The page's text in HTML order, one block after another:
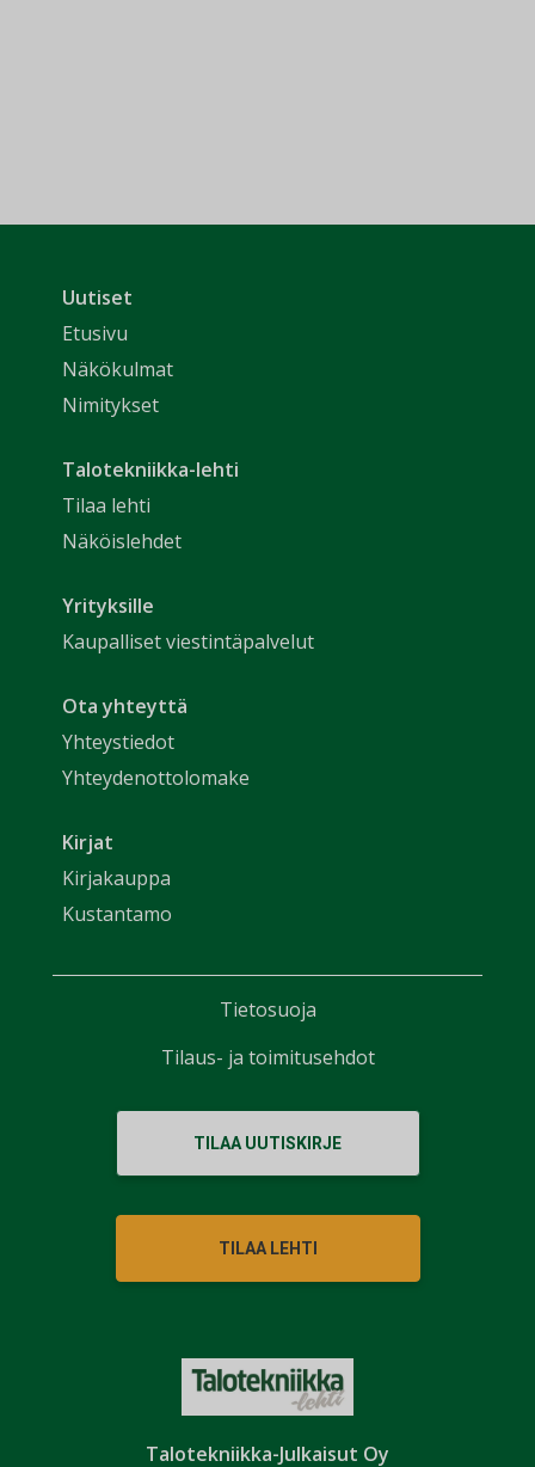
Talotekniikka-Julkaisut Oy
Uutiset
Etusivu
Näkökulmat
Nimitykset
Talotekniikka-lehti
Tilaa lehti
Näköislehdet
Yrityksille
Kaupalliset viestintäpalvelut
Ota yhteyttä
Yhteystiedot
Yhteydenottolomake
Kirjat
Kirjakauppa
Kustantamo
TILAA UUTISKIRJE
TILAA LEHTI
Tietosuoja
Tilaus- ja toimitusehdot